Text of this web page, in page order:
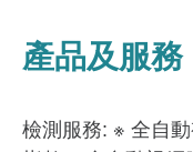
產品及服務
檢測服務: ※ 全自